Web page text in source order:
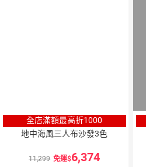
全店滿額最高折1000
地中海風三人布沙發3色
11,299 免運 6,374